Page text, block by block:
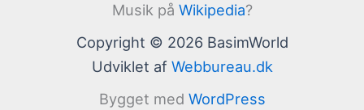
Musik på Wikipedia?
Copyright © 2026 BasimWorld
Udviklet af Webbureau.dk
Bygget med WordPress